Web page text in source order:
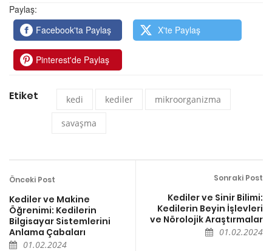
Paylaş:
Facebook'ta Paylaş
X'te Paylaş
Pinterest'de Paylaş
Etiket kedi kediler mikroorganizma
savaşma
Önceki Post
Kediler ve Makine
Öğrenimi: Kedilerin
Bilgisayar Sistemlerini
Anlama Çabaları
01.02.2024
Sonraki Post
Kediler ve Sinir Bilimi:
Kedilerin Beyin İşlevleri
ve Nörolojik Araştırmalar
01.02.2024